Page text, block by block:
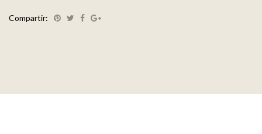
Compartir: